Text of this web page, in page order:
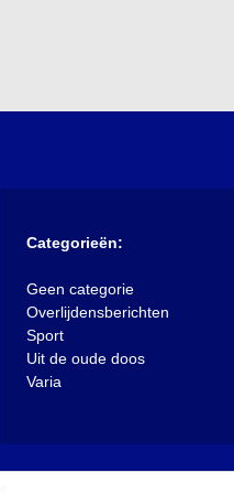
Categorieën:
Geen categorie
Overlijdensberichten
Sport
Uit de oude doos
Varia